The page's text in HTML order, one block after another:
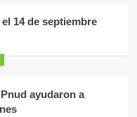
14 de septiembre
ayudaron a